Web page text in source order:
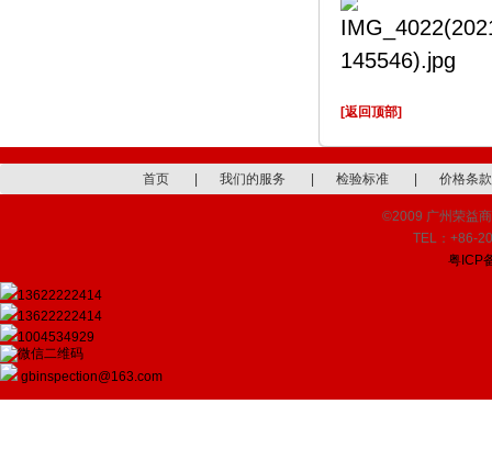
[返回顶部]
首页 我们的服务 检验标准 价格条款
©2009 广州荣益
TEL：+86-
粤ICP
13622222414
13622222414
1004534929
gbinspection@163.com